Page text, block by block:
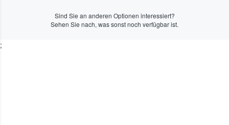
Sind Sie an anderen Optionen interessiert?
Sehen Sie nach, was sonst noch verfügbar ist.
;